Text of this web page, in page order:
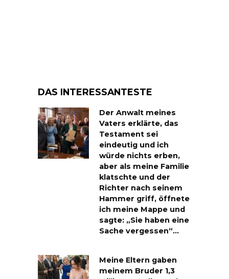
DAS INTERESSANTESTE
Der Anwalt meines
Vaters erklärte, das
Testament sei
eindeutig und ich
würde nichts erben,
aber als meine Familie
klatschte und der
Richter nach seinem
Hammer griff, öffnete
ich meine Mappe und
sagte: „Sie haben eine
Sache vergessen“…
Meine Eltern gaben
meinem Bruder 1,3